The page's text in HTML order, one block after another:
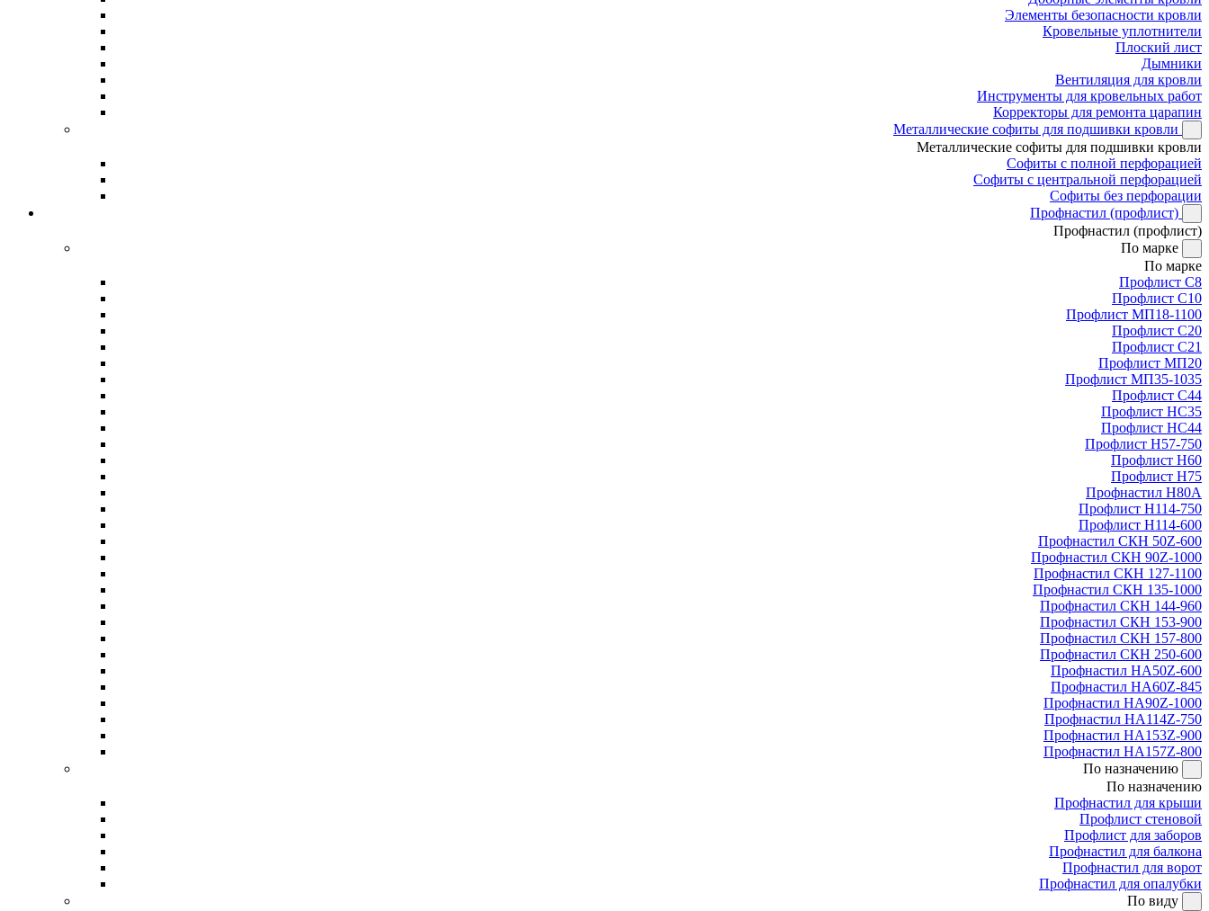
Элементы безопасности кровли
Кровельные уплотнители
Плоский лист
Дымники
Вентиляция для кровли
Инструменты для кровельных работ
Корректоры для ремонта царапин
Металлические софиты для подшивки кровли
Металлические софиты для подшивки кровли
Софиты с полной перфорацией
Софиты с центральной перфорацией
Софиты без перфорации
Профнастил (профлист)
Профнастил (профлист)
По марке
По марке
Профлист С8
Профлист С10
Профлист МП18-1100
Профлист С20
Профлист С21
Профлист МП20
Профлист МП35-1035
Профлист С44
Профлист НС35
Профлист НС44
Профлист Н57-750
Профлист Н60
Профлист Н75
Профнастил Н80А
Профлист Н114-750
Профлист Н114-600
Профнастил СКН 50Z-600
Профнастил СКН 90Z-1000
Профнастил СКН 127-1100
Профнастил СКН 135-1000
Профнастил СКН 144-960
Профнастил СКН 153-900
Профнастил СКН 157-800
Профнастил СКН 250-600
Профнастил НА50Z-600
Профнастил НА60Z-845
Профнастил НА90Z-1000
Профнастил НА114Z-750
Профнастил НА153Z-900
Профнастил НА157Z-800
По назначению
По назначению
Профнастил для крыши
Профлист стеновой
Профлист для заборов
Профнастил для балкона
Профнастил для ворот
Профнастил для опалубки
По виду